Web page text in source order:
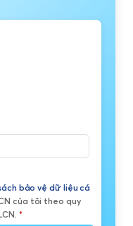
bảo vệ dữ liệu cá
của tôi theo quy
*